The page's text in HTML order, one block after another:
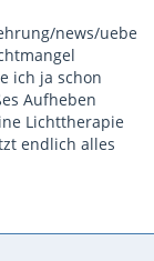
news/uebe
ich ja schon
Aufheben
Lichttherapie
endlich alles